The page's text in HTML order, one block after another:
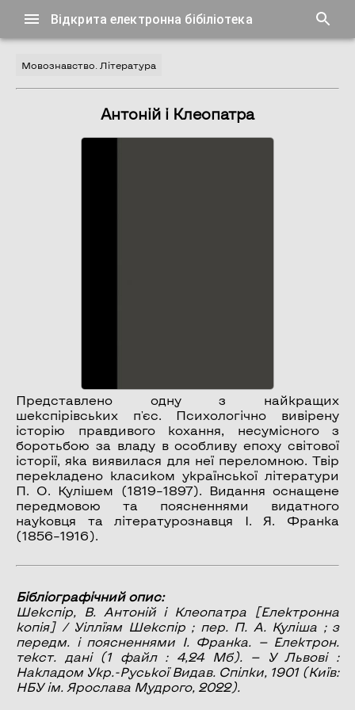
Відкрита електронна бібіліотека
Мовознавство. Література
Антоній і Клеопатра
Представлено одну з найкращих
шекспірівських п'єс. Психологічно вивірену
історію правдивого кохання, несумісного з
боротьбою за владу в особливу епоху світової
історії, яка виявилася для неї переломною. Твір
перекладено класиком української літератури
П. О. Кулішем (1819–1897). Видання оснащене
передмовою та поясненнями видатного
науковця та літературознавця І. Я. Франка
(1856–1916).
Бібліографічний опис:
Шекспір, В. Антоній і Клеопатра [Електронна
копія] / Уіллїям Шекспір ; пер. П. А. Куліша ; з
передм. і поясненнями І. Франка. — Електрон.
текст. дані (1 файл : 4,24 Мб). — У Львові :
Накладом Укр.-Руської Видав. Спілки, 1901 (Київ:
НБУ ім. Ярослава Мудрого, 2022).